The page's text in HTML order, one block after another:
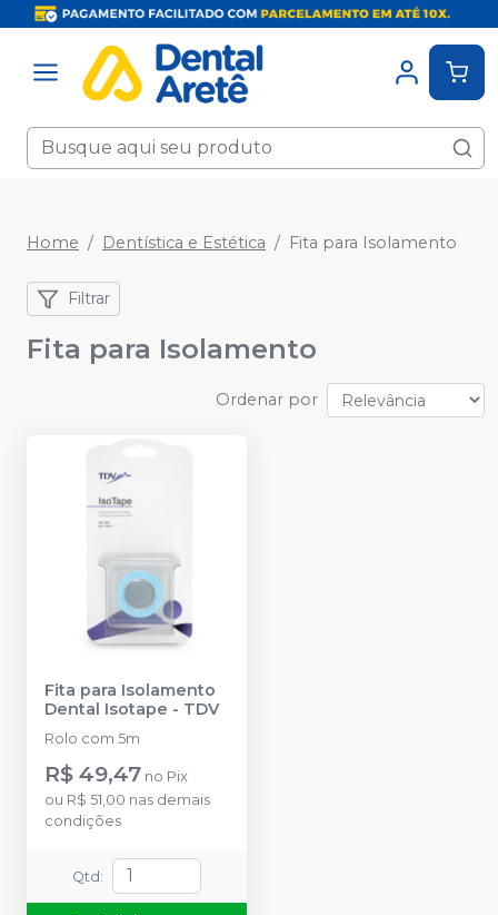
Home Dentística e Estética Fita para Isolamento
Filtrar
Fita para Isolamento
Ordenar por
Fita para Isolamento
Dental Isotape - TDV
Rolo com 5m
R$ 49,47 no Pix
ou R$ 51,00 nas demais
condições
Qtd :